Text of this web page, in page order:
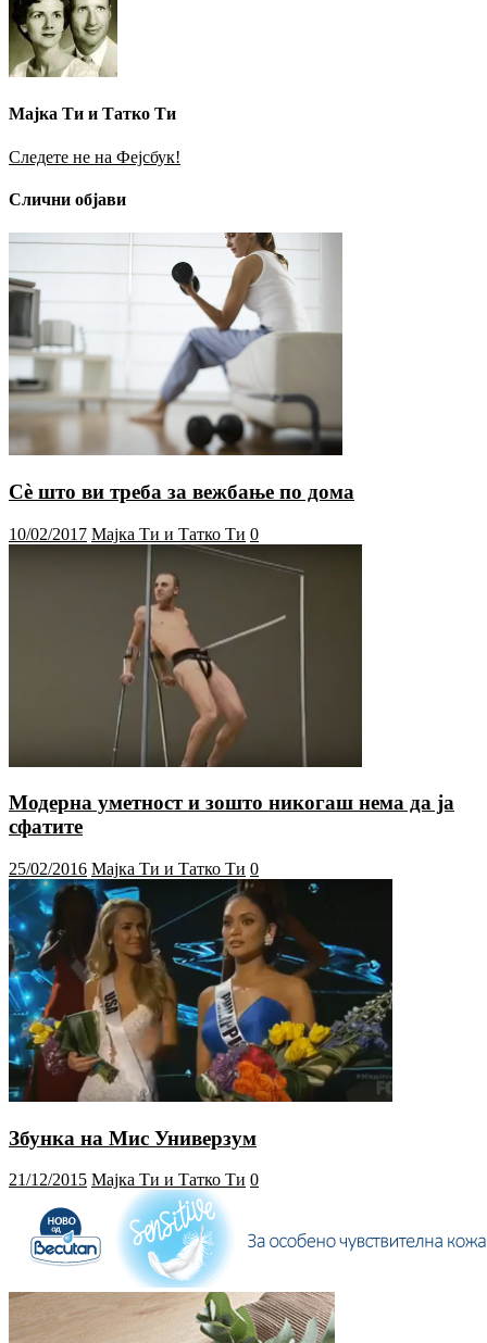
Мајка Ти и Татко Ти
Следете не на Фејсбук!
Слични објави
Сè што ви треба за вежбање по дома
10/02/2017 Мајка Ти и Татко Ти 0
Модерна уметност и зошто никогаш нема да ја
сфатите
25/02/2016 Мајка Ти и Татко Ти 0
Збунка на Мис Универзум
21/12/2015 Мајка Ти и Татко Ти 0